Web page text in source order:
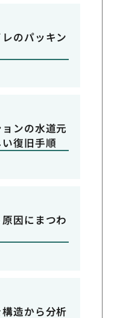
のパッキン
ンの水道元
復旧手順
因にまつわ
造から分析